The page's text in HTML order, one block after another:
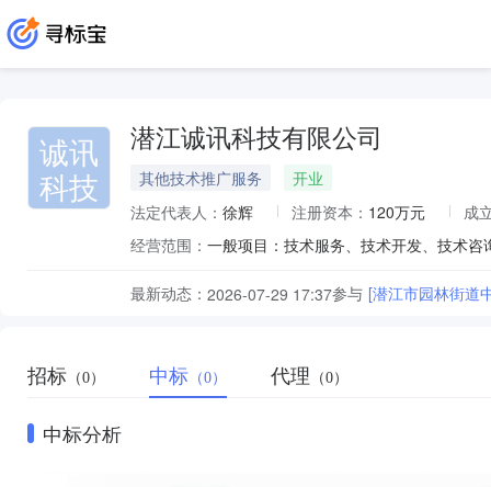
诚讯
科技
潜江诚讯科技有限公司
其他技术推广服务
开业
法定代表人： 徐辉 注册资本： 120万元
成
经营范围：
最新动态： 2026-07-29 17:37参与 [潜江市园林街道
招标 （0） 中标 （0） 代理 （0）
中标分析